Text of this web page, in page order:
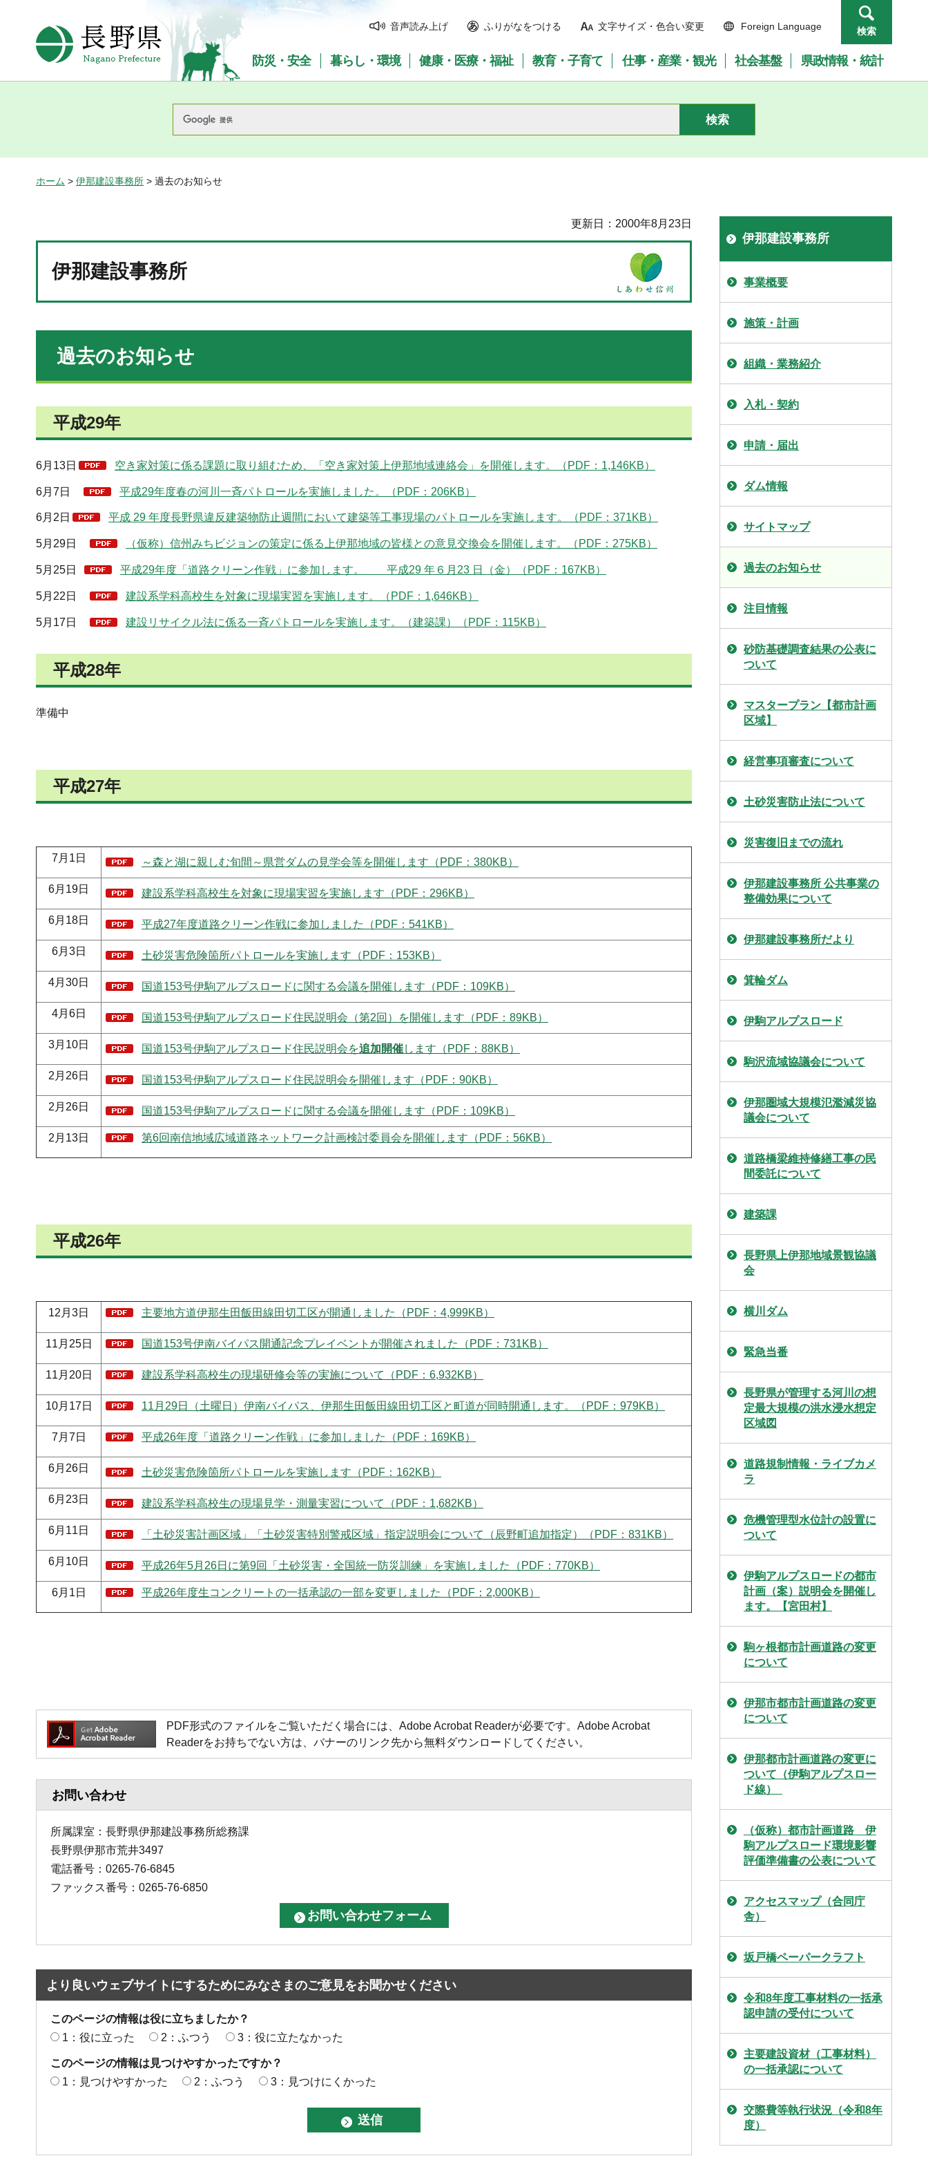
長野県Nagano Prefecture
音声読み上げ ふりがなをつける 文字サイズ・色合い変更 Foreign Language 検索
防災・安全 暮らし・環境 健康・医療・福祉 教育・子育て 仕事・産業・観光 社会基盤 県政情報・統計
ホーム > 伊那建設事務所 > 過去のお知らせ
更新日：2000年8月23日
伊那建設事務所
過去のお知らせ
平成29年
6月13日 空き家対策に係る課題に取り組むため、「空き家対策上伊那地域連絡会」を開催します。（PDF：1,146KB）
6月7日 平成29年度春の河川一斉パトロールを実施しました。（PDF：206KB）
6月2日 平成 29 年度長野県違反建築物防止週間において建築等工事現場のパトロールを実施します。（PDF：371KB）
5月29日 （仮称）信州みちビジョンの策定に係る上伊那地域の皆様との意見交換会を開催します。（PDF：275KB）
5月25日 平成29年度「道路クリーン作戦」に参加します。 平成29 年６月23 日（金）（PDF：167KB）
5月22日 建設系学科高校生を対象に現場実習を実施します。（PDF：1,646KB）
5月17日 建設リサイクル法に係る一斉パトロールを実施します。（建築課）（PDF：115KB）
平成28年
準備中
平成27年
7月1日 ～森と湖に親しむ旬間～県営ダムの見学会等を開催します（PDF：380KB）
6月19日 建設系学科高校生を対象に現場実習を実施します（PDF：296KB）
6月18日 平成27年度道路クリーン作戦に参加しました（PDF：541KB）
6月3日 土砂災害危険箇所パトロールを実施します（PDF：153KB）
4月30日 国道153号伊駒アルプスロードに関する会議を開催します（PDF：109KB）
4月6日 国道153号伊駒アルプスロード住民説明会（第2回）を開催します（PDF：89KB）
3月10日 国道153号伊駒アルプスロード住民説明会を追加開催します（PDF：88KB）
2月26日 国道153号伊駒アルプスロード住民説明会を開催します（PDF：90KB）
2月26日 国道153号伊駒アルプスロードに関する会議を開催します（PDF：109KB）
2月13日 第6回南信地域広域道路ネットワーク計画検討委員会を開催します（PDF：56KB）
平成26年
12月3日 主要地方道伊那生田飯田線田切工区が開通しました（PDF：4,999KB）
11月25日 国道153号伊南バイパス開通記念プレイベントが開催されました（PDF：731KB）
11月20日 建設系学科高校生の現場研修会等の実施について（PDF：6,932KB）
10月17日 11月29日（土曜日）伊南バイパス、伊那生田飯田線田切工区と町道が同時開通します。（PDF：979KB）
7月7日 平成26年度「道路クリーン作戦」に参加しました（PDF：169KB）
6月26日 土砂災害危険箇所パトロールを実施します（PDF：162KB）
6月23日 建設系学科高校生の現場見学・測量実習について（PDF：1,682KB）
6月11日 「土砂災害計画区域」「土砂災害特別警戒区域」指定説明会について（辰野町追加指定）（PDF：831KB）
6月10日 平成26年5月26日に第9回「土砂災害・全国統一防災訓練」を実施しました（PDF：770KB）
6月1日 平成26年度生コンクリートの一括承認の一部を変更しました（PDF：2,000KB）
PDF形式のファイルをご覧いただく場合には、Adobe Acrobat Readerが必要です。Adobe Acrobat
Readerをお持ちでない方は、バナーのリンク先から無料ダウンロードしてください。
お問い合わせ
所属課室：長野県伊那建設事務所総務課
長野県伊那市荒井3497
電話番号：0265-76-6845
ファックス番号：0265-76-6850
より良いウェブサイトにするためにみなさまのご意見をお聞かせください
このページの情報は役に立ちましたか？
1：役に立った
2：ふつう 3：役に立たなかった
このページの情報は見つけやすかったですか？
1：見つけやすかった
2：ふつう 3：見つけにくかった
伊那建設事務所
事業概要
施策・計画
組織・業務紹介
入札・契約
申請・届出
ダム情報
サイトマップ
過去のお知らせ
注目情報
砂防基礎調査結果の公表に
ついて
マスタープラン【都市計画
区域】
経営事項審査について
土砂災害防止法について
災害復旧までの流れ
伊那建設事務所 公共事業の
整備効果について
伊那建設事務所だより
箕輪ダム
伊駒アルプスロード
駒沢流域協議会について
伊那圏域大規模氾濫減災協
議会について
道路橋梁維持修繕工事の民
間委託について
建築課
長野県上伊那地域景観協議
会
横川ダム
緊急当番
長野県が管理する河川の想
定最大規模の洪水浸水想定
区域図
道路規制情報・ライブカメ
ラ
危機管理型水位計の設置に
ついて
伊駒アルプスロードの都市
計画（案）説明会を開催し
ます。【宮田村】
駒ヶ根都市計画道路の変更
について
伊那市都市計画道路の変更
について
伊那都市計画道路の変更に
ついて（伊駒アルプスロー
ド線）
（仮称）都市計画道路 伊
駒アルプスロード環境影響
評価準備書の公表について
アクセスマップ（合同庁
舎）
坂戸橋ペーパークラフト
令和8年度工事材料の一括承
認申請の受付について
主要建設資材（工事材料）
の一括承認について
交際費等執行状況（令和8年
度）